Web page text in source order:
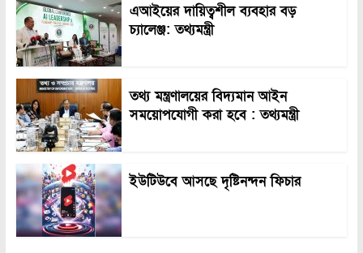
এআইয়ের দায়িত্বশীল ব্যবহার বড়
চ্যালেঞ্জ: তথ্যমন্ত্রী
তথ্য মন্ত্রণালয়ের বিদ্যমান আইন
সময়োপযোগী করা হবে : তথ্যমন্ত্রী
ইউটিউবে আসছে দৃষ্টিনন্দন ফিচার